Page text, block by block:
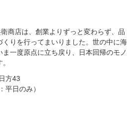
商店は、創業よりずっと変わらず、品
りを行ってまいりました。世の中に海
一度原点に立ち戻り、日本回帰のモノ
方43
平日のみ）